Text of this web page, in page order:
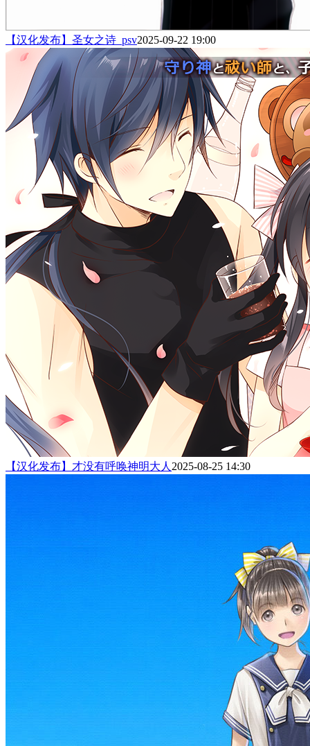
【汉化发布】圣女之诗_psv2025-09-22 19:00
【汉化发布】才没有呼唤神明大人 2025-08-25 14:30